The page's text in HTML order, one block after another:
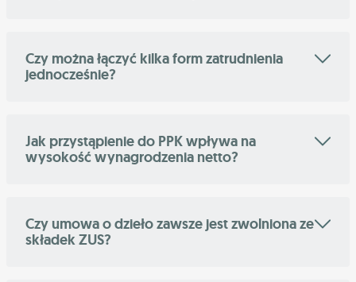
Czy można łączyć kilka form zatrudnienia
jednocześnie?
Jak przystąpienie do PPK wpływa na
wysokość wynagrodzenia netto?
Czy umowa o dzieło zawsze jest zwolniona ze
składek ZUS?